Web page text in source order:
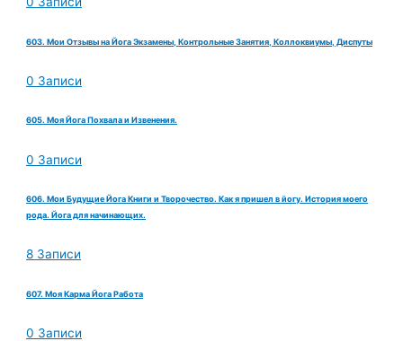
603. Мои Отзывы на Йога Экзамены, Контрольные Занятия, Коллоквиумы, Диспуты
0 Записи
605. Моя Йога Похвала и Извенения.
0 Записи
606. Мои Будущие Йога Книги и Творочество. Как я пришел в йогу. История моего
рода. Йога для начинающих.
8 Записи
607. Моя Карма Йога Работа
0 Записи